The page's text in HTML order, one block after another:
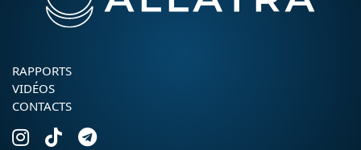
RAPPORTS
VIDÉOS
CONTACTS